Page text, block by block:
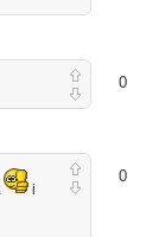
0
0
і